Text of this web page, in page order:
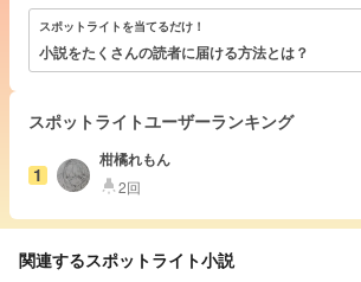
スポットライトを当てるだけ！
小説をたくさんの読者に届ける方法とは？
スポットライトユーザーランキング
1
柑橘れもん
highlight2回
関連するスポットライト小説